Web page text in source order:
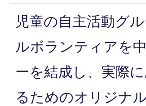
児童の自主活動グ
ルボランティアを
ーを結成し、実際
るためのオリジナ